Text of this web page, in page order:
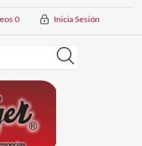
0 Inicia Sesión